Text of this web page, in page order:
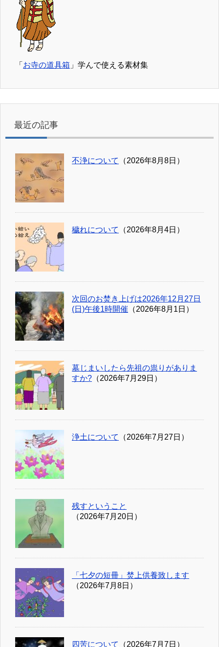
「 お寺の道具箱 」学んで使える素材集
最近の記事
不浄について （2026年8月8日）
穢れについて （2026年8月4日）
次回のお焚き上げは2026年12月27日
(日)午後1時開催 （2026年8月1日）
墓じまいしたら先祖の祟りがありま
すか? （2026年7月29日）
浄土について （2026年7月27日）
残すということ
（2026年7月20日）
「七夕の短冊」焚上供養致します
（2026年7月8日）
四苦について （2026年7月7日）